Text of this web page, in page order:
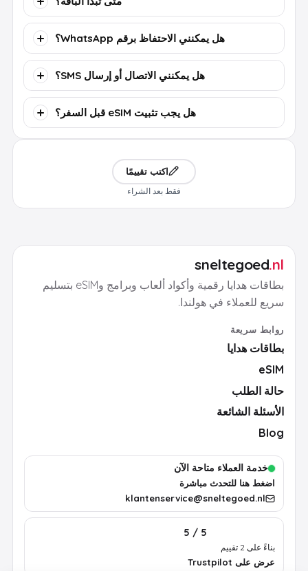
هل يمكنني الاحتفاظ برقم WhatsApp؟
هل يمكنني الاتصال أو إرسال SMS؟
هل يجب تثبيت eSIM قبل السفر؟
اكتب تقييمًا
فقط بعد الشراء
sneltegoed.nl
بطاقات هدايا رقمية وأكواد ألعاب وبرامج وeSIM بتسليم
سريع للعملاء في هولندا.
روابط سريعة
بطاقات هدايا
eSIM
حالة الطلب
الأسئلة الشائعة
Blog
خدمة العملاء متاحة الآن
اضغط هنا للتحدث مباشرة
klantenservice@sneltegoed.nl
5 / 5
بناءً على 2 تقييم
عرض على Trustpilot